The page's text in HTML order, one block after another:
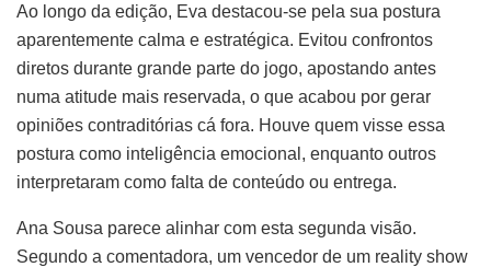
Ao longo da edição, Eva destacou-se pela sua postura
aparentemente calma e estratégica. Evitou confrontos
diretos durante grande parte do jogo, apostando antes
numa atitude mais reservada, o que acabou por gerar
opiniões contraditórias cá fora. Houve quem visse essa
postura como inteligência emocional, enquanto outros
interpretaram como falta de conteúdo ou entrega.
Ana Sousa parece alinhar com esta segunda visão.
Segundo a comentadora, um vencedor de um reality show